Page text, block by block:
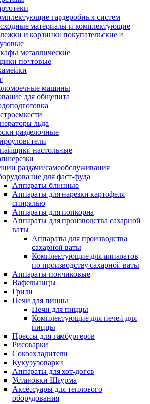
гардеробных систем
материалы и комплектующие
и корзинки покупательские и
металлические
почтовые
машины
для общепита
льда
разделочные
настольные
раздачи/самообслуживания
для фаст-фуда
Аппараты блинные
Аппараты для нарезки картофеля
спиралью
Аппараты для попкорна
Аппараты для производства сахарной
ваты
Аппараты для производства
сахарной ваты
Комплектующие для аппаратов
по производству сахарной ваты
Аппараты пончиковые
Вафельницы
Грили
Печи для пиццы
Печи для пиццы
Комплектующие для печей для
пиццы
Прессы для гамбургеров
Рисоварки
Сокоохладители
Кукурузоварки
Аппараты для хот-догов
Установки Шаурма
Аксессуары для теплового
оборудования